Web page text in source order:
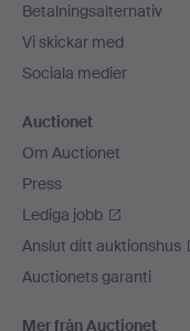
Betalningsalternativ
Vi skickar med
Sociala medier
Auctionet
Om Auctionet
Press
Lediga jobb
Anslut ditt auktionshus
Auctionets garanti
Mer från Auctionet